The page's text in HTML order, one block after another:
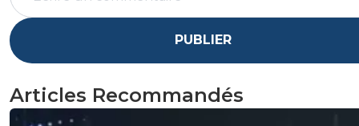
PUBLIER
Articles Recommandés